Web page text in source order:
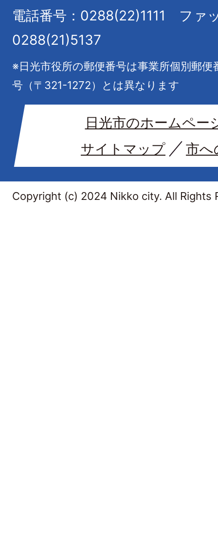
電話番号：0288(22)1111
ファ
0288(21)5137
※日光市役所の郵便番号は事業所個別郵
号（〒321-1272）とは異なります
日光市のホームペー
サイトマップ
市へ
Copyright (c) 2024 Nikko city. All Rights